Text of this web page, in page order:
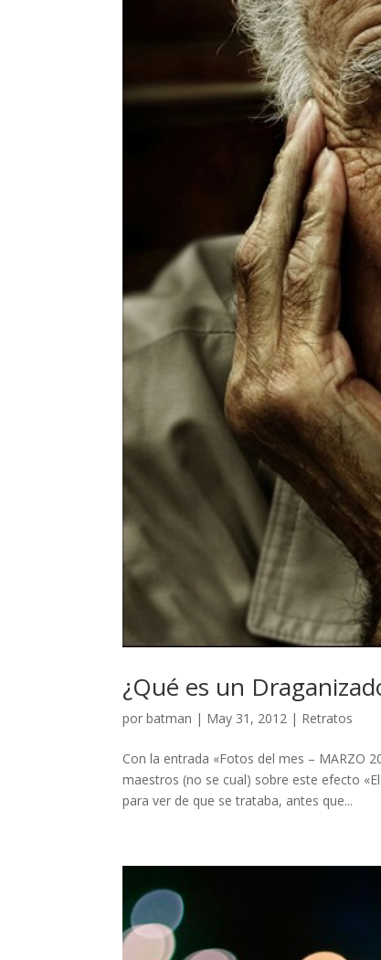
¿Qué es un
porbatman | May 31, 2012 | Retratos
Con la entrada «Fotos del mes – MARZO
maestros (no se cual) sobre este efecto
para ver de que se trataba, antes que...